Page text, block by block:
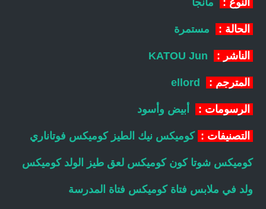
الحالة : مستمرة
الناشر :
المترجم :
الرسومات : أبيض وأسود
التصنيفات : كوميكس نيك الطيز كوميكس فوتاناري
كوميكس شوتا كون كوميكس لعق طيز الولد كوميكس
ولد في ملابس فتاة كوميكس فتاة المدرسة